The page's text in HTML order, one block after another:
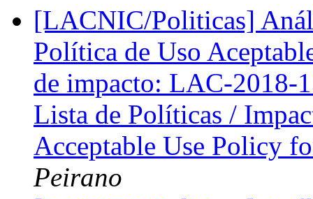
[LACNIC/Politicas]
Política de Uso
de impacto: LAC-2018-
Lista de Políticas /
Acceptable Use Policy
Peirano